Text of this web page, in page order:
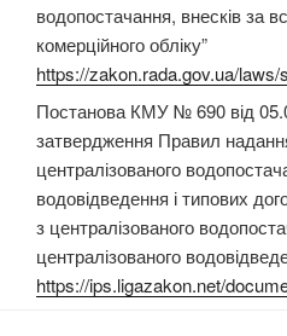
водопостачання, внесків за
комерційного обліку”
https://zakon.rada.gov.ua/
Постанова КМУ № 690 від
затвердження Правил
централізованого
водовідведення і типових
з централізованого
централізованого
https://ips.ligazakon.net/